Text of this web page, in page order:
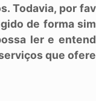
Todavia, por
de forma
ler e
que